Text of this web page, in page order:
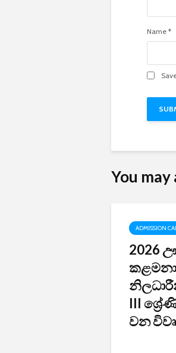
Name *
You may
ADMISSION
2026
III
වන